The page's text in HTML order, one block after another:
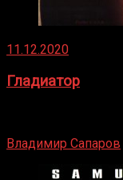
11.12.2020
Гладиатор
Владимир Сапаров